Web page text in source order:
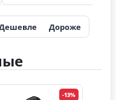
Дороже
-13%